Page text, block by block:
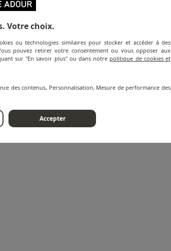
Votre choix.
ou technologies similaires pour stocker et accéder à des
pouvez retirer votre consentement ou vous opposer aux
sur "En savoir plus" ou dans notre politique de cookies et
des contenus, Personnalisation, Mesure de performance des
Accepter